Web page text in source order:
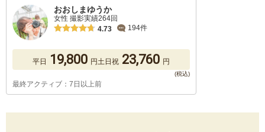
おおしまゆうか
女性 撮影実績264回
4.73
194件
平日 19,800 円土日祝 23,760 円
最終アクティブ：7日以上前